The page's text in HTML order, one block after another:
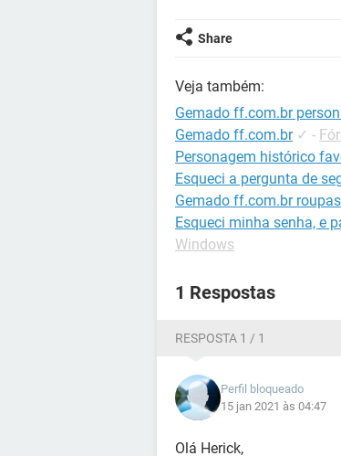
Share
Veja também:
Gemado ff.com.br
Gemado ff.com.br ✓ -
Personagem histórico
Esqueci a pergunta de
Gemado ff.com.br roupas
Esqueci minha senha, e
Windows
1 Respostas
RESPOSTA 1 / 1
Perfil bloqueado
15 jan 2021 às 04:47
Olá Herick,